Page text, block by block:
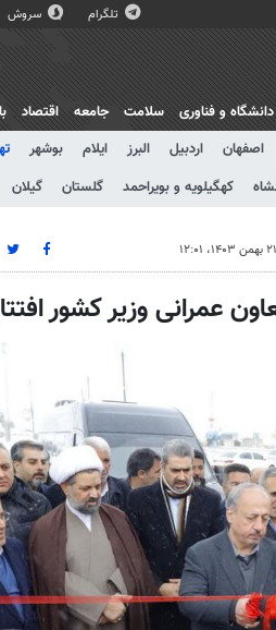
تلگرام سروش
دانشگاه و فناوری سلامت جامعه اقتصاد
اصفهان اردبیل البرز ایلام بوشهر
کهگیلویه و بویراحمد گلستان گیلان
۲۱ بهمن ۱۴۰۳، ۱۲:۰۱